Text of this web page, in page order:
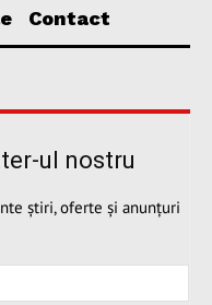
Contact
ul nostru
știri, oferte și anunțuri